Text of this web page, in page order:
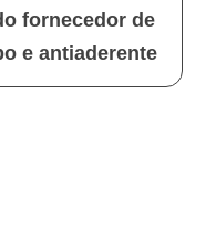
fornecedor de
e antiaderente